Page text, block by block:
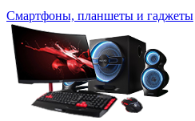
Смартфоны, планшеты и гаджеты